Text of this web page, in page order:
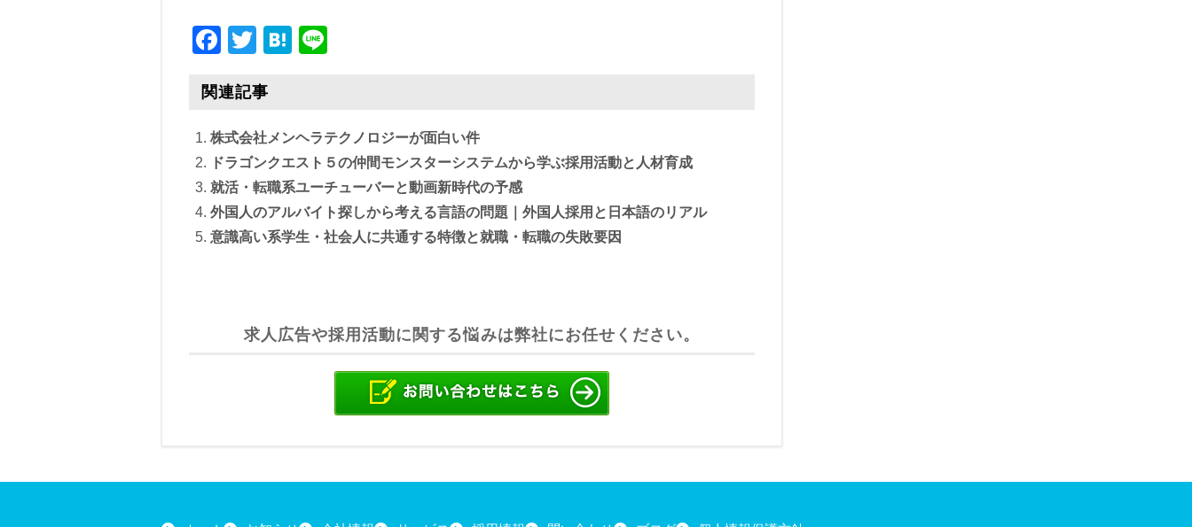
F
c
e
b
o
o
k
T
tt
er
H
a
関連記事
株式会社メンヘラテクノロジーが面白い件
ドラゴンクエスト５の仲間モンスターシステムから学ぶ採用活動と人材育成
就活・転職系ユーチューバーと動画新時代の予感
外国人のアルバイト探しから考える言語の問題｜外国人採用と日本語のリアル
意識高い系学生・社会人に共通する特徴と就職・転職の失敗要因
求人広告や採用活動に関する悩みは弊社にお任せください。